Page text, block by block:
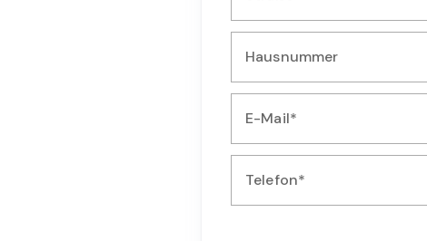
Geben Sie Ihre Straße ein
Hausnummer
Geben Sie Ihre Hausnummer ein
E-Mail*
Geben Sie Ihre E-Mail-Adresse
Telefon*